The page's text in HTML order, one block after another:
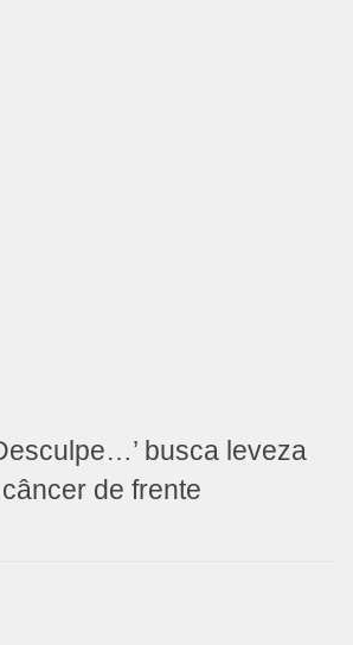
busca leveza
de frente